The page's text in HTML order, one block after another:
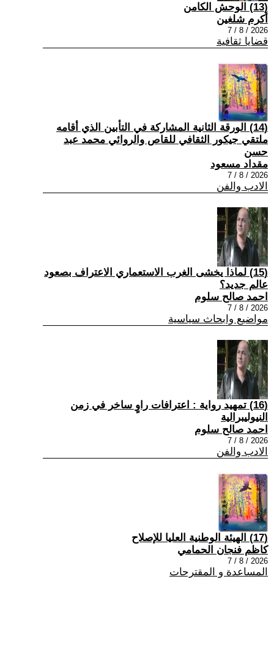
(13) الوحش الكامن
أكرم شلغين
2026 / 8 / 7
قضايا ثقافية
(14) الورقة الثانية المشاركة في التأبين الذي أقامه
ملتقي جيكور الثقافي للقاص والروائي محمد عبد
حسن
مقداد مسعود
2026 / 8 / 7
الادب والفن
(15) لماذا يخشى الغرب الاستعماري الاعتراف بصعود
عالم جديد؟
احمد صالح سلوم
2026 / 8 / 7
مواضيع وابحاث سياسية
(16) تمهيد رواية : اعترافات راوٍ ساخر في زمن
النيوليبرالية
احمد صالح سلوم
2026 / 8 / 7
الادب والفن
(17) الهيئة الوطنية العليا للإصلاح
كاظم فنجان الحمامي
2026 / 8 / 7
المساعدة و المقترحات